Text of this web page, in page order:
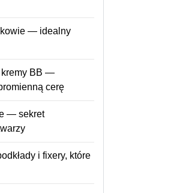
— idealny
kremy BB —
cerę
— sekret
i fixery, które